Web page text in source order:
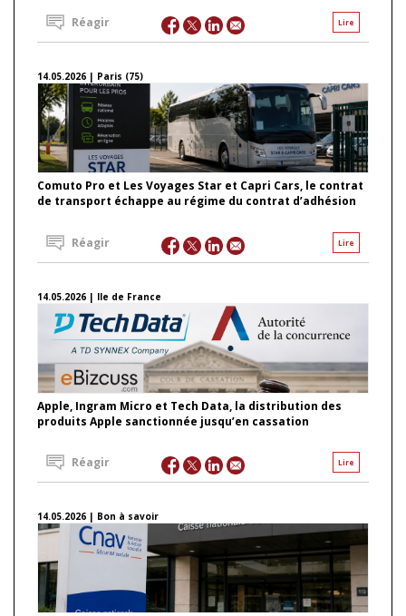
Lire
Réagir
14.05.2026 | Paris (75)
Comuto Pro et Les Voyages Star et Capri Cars, le contrat
de transport échappe au régime du contrat d’adhésion
Lire
Réagir
14.05.2026 | Ile de France
Apple, Ingram Micro et Tech Data, la distribution des
produits Apple sanctionnée jusqu’en cassation
Lire
Réagir
14.05.2026 | Bon à savoir